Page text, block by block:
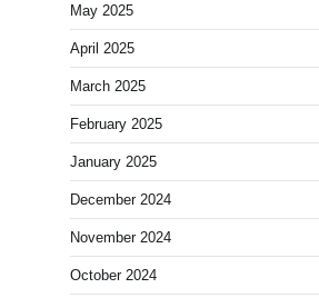
May 2025
April 2025
March 2025
February 2025
January 2025
December 2024
November 2024
October 2024